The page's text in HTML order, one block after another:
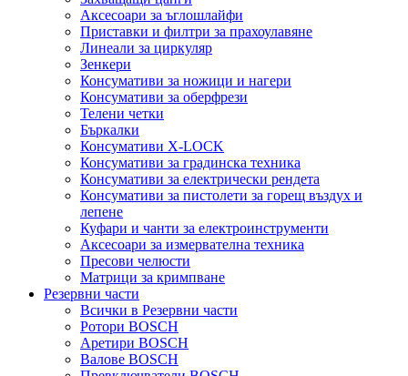
Аксесоари за ъглошлайфи
Приставки и филтри за прахоулавяне
Линеали за циркуляр
Зенкери
Консумативи за ножици и нагери
Консумативи за оберфрези
Телени четки
Бъркалки
Консумативи X-LOCK
Консумативи за градинска техника
Консумативи за електрически рендета
Консумативи за пистолети за горещ въздух и
лепене
Куфари и чанти за електроинструменти
Аксесоари за измервателна техника
Пресови челюсти
Матрици за кримпване
Резервни части
Всички в Резервни части
Ротори BOSCH
Аретири BOSCH
Валове BOSCH